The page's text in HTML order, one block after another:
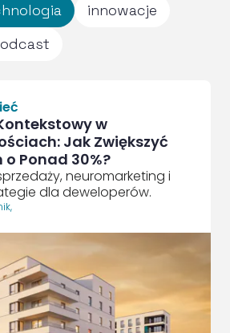
innowacje
w
Jak Zwiększyć
o Ponad 30%?
neuromarketing i
dla deweloperów.
,